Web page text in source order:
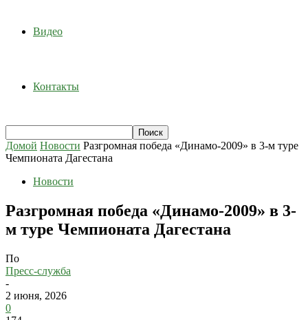
Видео
Контакты
Домой Новости Разгромная победа «Динамо-2009» в 3-м туре
Чемпионата Дагестана
Новости
Разгромная победа «Динамо-2009» в 3-
м туре Чемпионата Дагестана
По
Пресс-служба
-
2 июня, 2026
0